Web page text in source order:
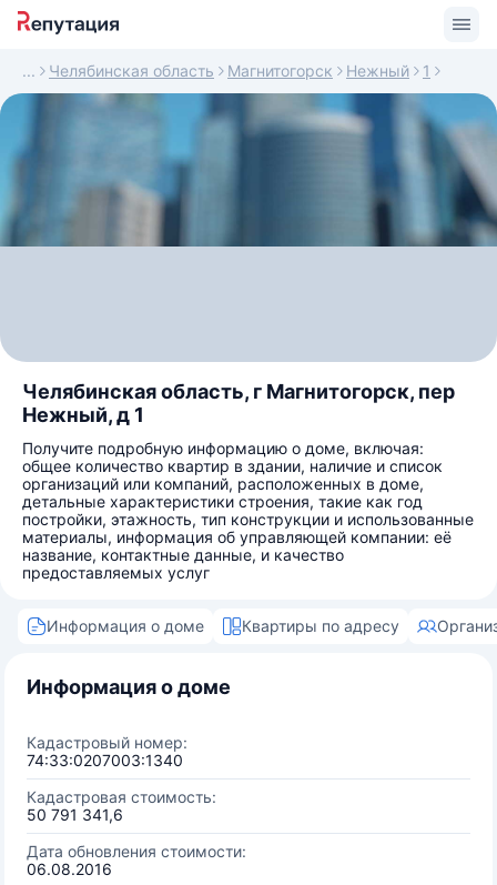
Челябинская область Магнитогорск Нежный 1
Челябинская область, г Магнитогорск, пер
Нежный, д 1
Получите подробную информацию о доме, включая:
общее количество квартир в здании, наличие и список
организаций или компаний, расположенных в доме,
детальные характеристики строения, такие как год
постройки, этажность, тип конструкции и использованные
материалы, информация об управляющей компании: её
название, контактные данные, и качество
предоставляемых услуг
Информация о доме Квартиры по адресу
Информация о доме
Кадастровый номер:
74:33:0207003:1340
Кадастровая стоимость:
50 791 341,6
Дата обновления стоимости:
06.08.2016